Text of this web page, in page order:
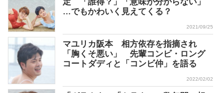
…でもかわいく見えてくる？
2021/09/25
マユリカ阪本 相方依存を指摘され
「胸くそ悪い」 先輩コンビ・ロング
コートダディと「コンビ仲」を語る
2022/02/02